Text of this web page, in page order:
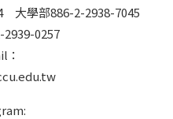
大學部886-2-2938-7045
0257
：